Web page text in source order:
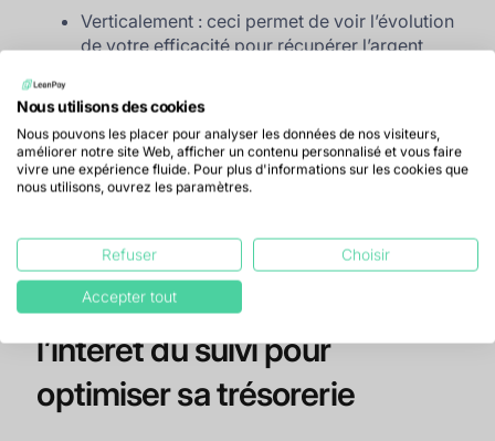
Verticalement : ceci permet de voir l’évolution
de votre efficacité pour récupérer l’argent
pourcentage de factures payées à moins de
30 jours s’est considérablement dégradé. Des
améliorations doivent donc être mises en
place pour garder un taux de factures réglées
Cohortes de facturation :
l’intérêt du suivi pour
optimiser sa trésorerie
Nous utilisons des cookies
Nous pouvons les placer pour analyser les données de nos visiteurs,
améliorer notre site Web, afficher un contenu personnalisé et vous faire
vivre une expérience fluide. Pour plus d'informations sur les cookies que
nous utilisons, ouvrez les paramètres.
Refuser Choisir
Accepter tout